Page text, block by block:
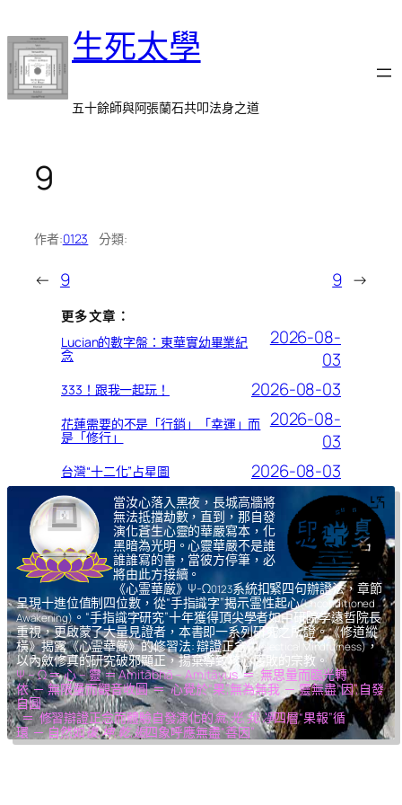
至
主
要
內
生死太學
五十餘師與阿張蘭石共叩法身之道
9
作者:0123 分類:
← 9 9 →
更多文章：
Lucian的數字盤：東華實幼畢業紀
念
2026-08-
03
333！跟我一起玩！ 2026-08-03
花蓮需要的不是「行銷」「幸運」而
是「修行」
2026-08-
03
台灣“十二化”占星圖 2026-08-03
當汝心落入黑夜，長城高牆將
無法抵擋劫數，直到，那自發
演化蒼生心靈的華嚴寫本，化
黑暗為光明。心靈華嚴不是誰
誰誰寫的書，當彼方停筆，必
將由此方接續。
《心霊華厳》Ψ-Ω0123系統扣緊四句辦證法，章節
呈現十進位值制四位數，從“手指識字”揭示霊性起心(Unconditioned
Awakening) 。“手指識字研究”十年獲得頂尖學者如中研院李遠哲院長
重視，更啟蒙了大量見證者，本書即一系列研究之所證。《修道縱
橫》揭露《心霊華厳》的修習法: 辯證正念(Dialectical Mindfulness)，
以內斂修真的研究破邪顯正，揚棄導致核心腐敗的宗教。
Ψ – Ω ＝ 心 – 靈 ＝ Amitābhā – Amitāyus ＝ 無思量而臨光轉
依 ─ 無限量而觀音收圓 ＝ 心覺於“果”,無為無我 ─ 靈無盡“因”,自發
自圓
＝ 修習辯證正念而體驗自發演化的氣,光,我,凈四層“果報”循
環 ─ 自然如復,坤,乾,逅四象呼應無盡“善因”